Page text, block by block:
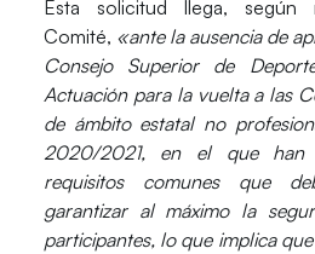
Esta solicitud llega,
Comité, «ante la ausencia de
Consejo Superior de
Actuación para la vuelta a las
de ámbito estatal no
2020/2021, en el que han
requisitos comunes que
garantizar al máximo la
participantes, lo que implica